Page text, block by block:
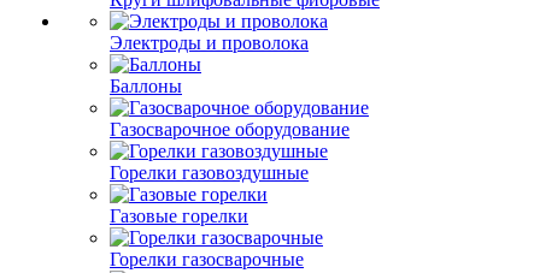
Электроды и проволока
Баллоны
Газосварочное оборудование
Горелки газовоздушные
Газовые горелки
Горелки газосварочные